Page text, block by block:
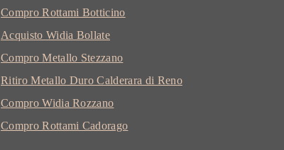
Compro Rottami Botticino
Acquisto Widia Bollate
Compro Metallo Stezzano
Ritiro Metallo Duro Calderara di Reno
Compro Widia Rozzano
Compro Rottami Cadorago